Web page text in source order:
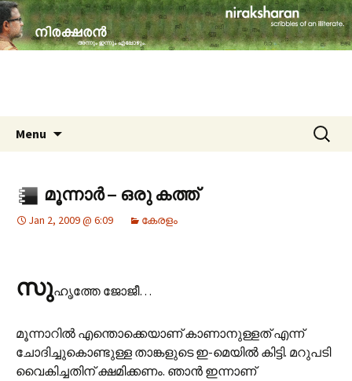
niraksharan (നിരക്ഷരൻ)
travelogues, book reviews, social issues,
cinema, memories & lot more…
Menu
Search
for:
മൂന്നാര്‍ – ഒരു കത്ത്
Jan 2, 2009 @ 6:09 കേരളം
സുഹൃത്തേ ജോജീ…
മൂന്നാറില്‍ എന്തൊക്കെയാണ് കാണാനുള്ളത് എന്ന്
ചോദിച്ചുകൊണ്ടുള്ള താങ്കളുടെ ഇ-മെയില്‍ കിട്ടി. മറുപടി
വൈകിച്ചതിന് ക്ഷമിക്കണം. ഞാന്‍ ഇന്നാണ്